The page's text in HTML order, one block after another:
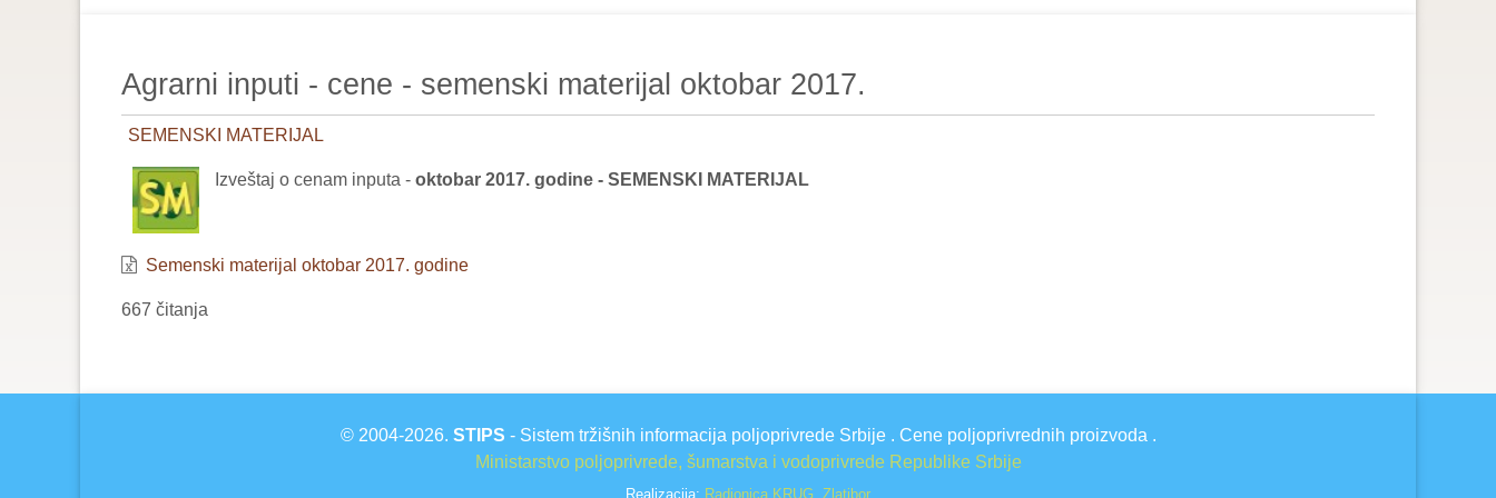
Agrarni inputi - cene - semenski materijal oktobar 2017.
SEMENSKI MATERIJAL
Izveštaj o cenam inputa - oktobar 2017. godine - SEMENSKI MATERIJAL
Semenski materijal oktobar 2017. godine
667 čitanja
© 2004-2026. STIPS - Sistem tržišnih informacija poljoprivrede Srbije . Cene poljoprivrednih proizvoda .
Ministarstvo poljoprivrede, šumarstva i vodoprivrede Republike Srbije
Realizacija: Radionica KRUG, Zlatibor